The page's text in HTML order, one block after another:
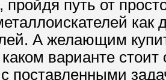
пройдя путь от
А желающим
варианте
с поставленными